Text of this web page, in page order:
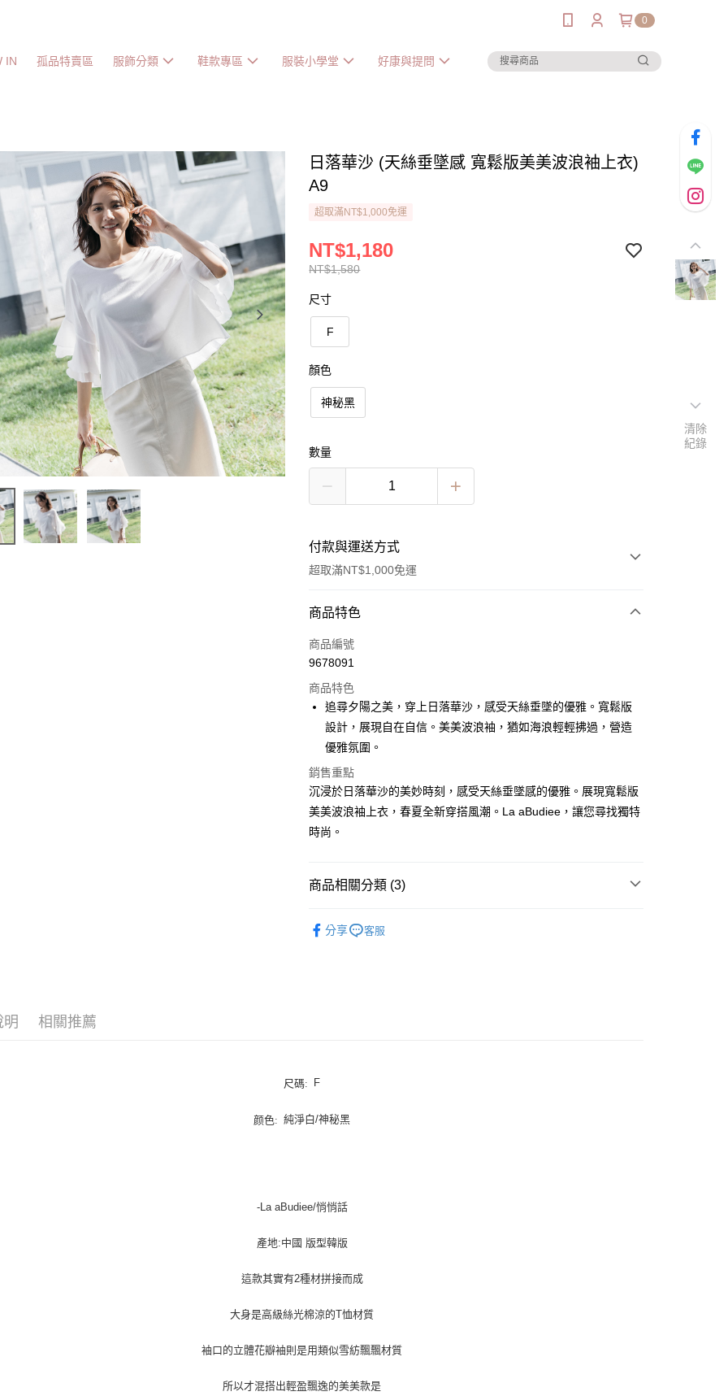
0
IN 孤品特賣區 服飾分類 鞋款專區 服裝小學堂 好康與提問
日落華沙 (天絲垂墜感 寬鬆版美美波浪袖上衣)
A9
超取滿NT$1,000免運
NT$1,580
NT$1,180
尺寸
F
顏色
神秘黑
數量
付款與運送方式
超取滿NT$1,000免運
付款方式
信用卡一次付款
街口支付
悠遊付
貨到付款
付款後7-11純取貨
商品特色
商品編號
9678091
商品特色
追尋夕陽之美，穿上日落華沙，感受天絲垂墜的優雅。寬鬆版
設計，展現自在自信。美美波浪袖，猶如海浪輕輕拂過，營造
優雅氛圍。
銷售重點
沉浸於日落華沙的美妙時刻，感受天絲垂墜感的優雅。展現寬鬆版
美美波浪袖上衣，春夏全新穿搭風潮。La aBudiee，讓您尋找獨特
時尚。
商品相關分類 (3)
分享 客服
明 相關推薦
尺碼: F
颜色: 純淨白/神秘黑
-La aBudiee/悄悄話
產地:中國 版型韓版
這款其實有2種材拼接而成
大身是高級絲光棉涼的T恤材質
袖口的立體花瓣袖則是用類似雪紡飄飄材質
所以才混搭出輕盈飄逸的美美款是
清除
紀錄